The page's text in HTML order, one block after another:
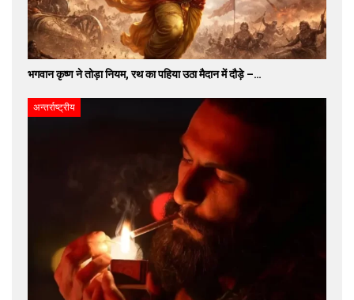
भगवान कृष्ण ने तोड़ा नियम, रथ का पहिया उठा मैदान में दौड़े –…
अन्तर्राष्ट्रीय